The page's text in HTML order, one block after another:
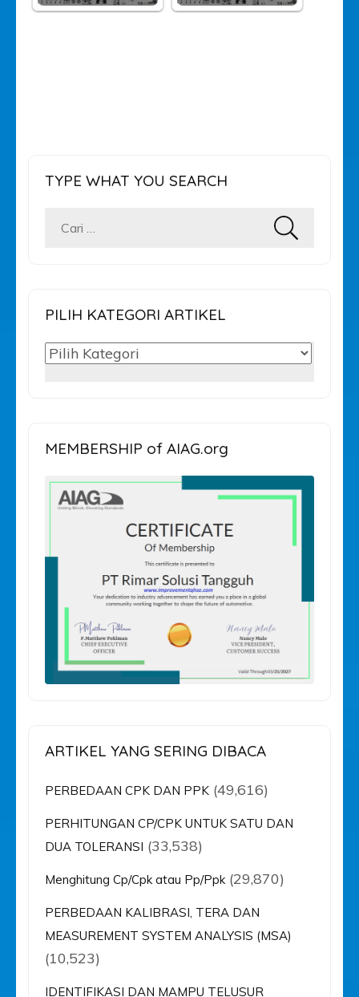
TYPE WHAT YOU SEARCH
Cari
PILIH KATEGORI ARTIKEL
PILIH
MEMBERSHIP of AIAG.org
ARTIKEL YANG SERING DIBACA
PERBEDAAN CPK DAN PPK (49,616)
PERHITUNGAN CP/CPK UNTUK SATU DAN
DUA TOLERANSI (33,538)
Menghitung Cp/Cpk atau Pp/Ppk (29,870)
PERBEDAAN KALIBRASI, TERA DAN
MEASUREMENT SYSTEM ANALYSIS (MSA)
(10,523)
IDENTIFIKASI DAN MAMPU TELUSUR